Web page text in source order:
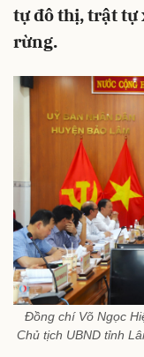
tự đô thị, trật tự
rừng.
Đồng chí Võ Ngọc
Chủ tịch UBND tỉnh